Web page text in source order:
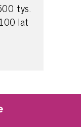
tys.
lat